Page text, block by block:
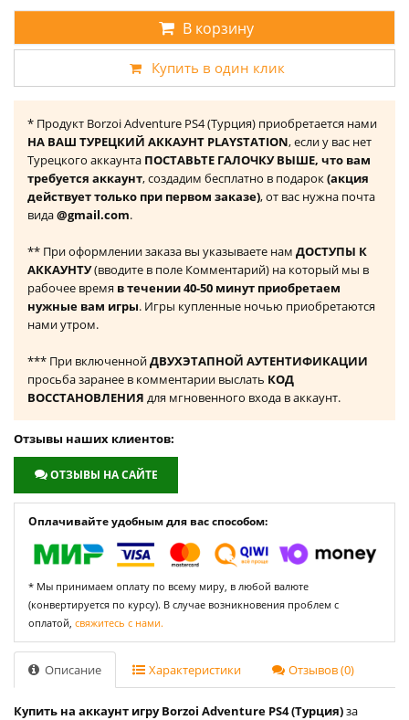
В корзину
Купить в один клик
* Продукт Borzoi Adventure PS4 (Турция) приобретается нами
НА ВАШ ТУРЕЦКИЙ АККАУНТ PLAYSTATION, если у вас нет
Турецкого аккаунта ПОСТАВЬТЕ ГАЛОЧКУ ВЫШЕ, что вам
требуется аккаунт, создадим бесплатно в подарок(акция
действует только при первом заказе), от вас нужна почта
вида@gmail.com.
** При оформлении заказа вы указываете нам ДОСТУПЫ К
АККАУНТУ(вводите в поле Комментарий) на который мы в
рабочее время в течении 40-50 минут приобретаем
нужные вам игры. Игры купленные ночью приобретаются
нами утром.
*** При включеннойДВУХЭТАПНОЙ АУТЕНТИФИКАЦИИ
просьба заранее в комментарии выслать КОД
ВОССТАНОВЛЕНИЯ для мгновенного входа в аккаунт.
Отзывы наших клиентов:
ОТЗЫВЫ НА САЙТЕ
Оплачивайте удобным для вас способом:
* Мы принимаем оплату по всему миру, в любой валюте
(конвертируется по курсу). В случае возникновения проблем с
оплатой, свяжитесь с нами.
Описание Характеристики Отзывов (0)
Купить на аккаунт игру Borzoi Adventure PS4 (Турция)за